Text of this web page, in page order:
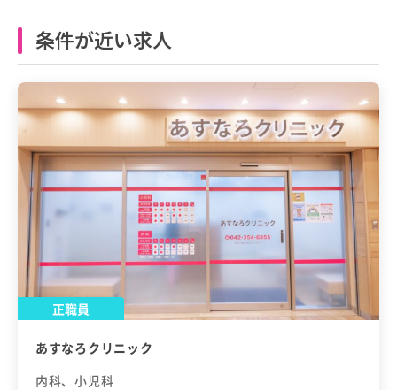
条件が近い求人
正職員
あすなろクリニック
内科、小児科